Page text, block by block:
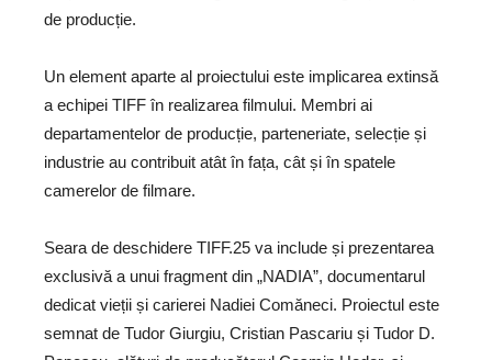
de producție.
Un element aparte al proiectului este implicarea extinsă
a echipei TIFF în realizarea filmului. Membri ai
departamentelor de producție, parteneriate, selecție și
industrie au contribuit atât în fața, cât și în spatele
camerelor de filmare.
Seara de deschidere TIFF.25 va include și prezentarea
exclusivă a unui fragment din „NADIA”, documentarul
dedicat vieții și carierei Nadiei Comăneci. Proiectul este
semnat de Tudor Giurgiu, Cristian Pascariu și Tudor D.